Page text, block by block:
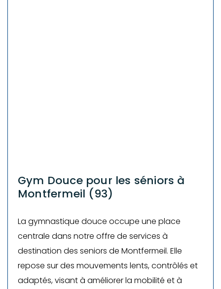
Gym Douce pour les séniors à
Montfermeil (93)
La gymnastique douce occupe une place
centrale dans notre offre de services à
destination des seniors de Montfermeil. Elle
repose sur des mouvements lents, contrôlés et
adaptés, visant à améliorer la mobilité et à